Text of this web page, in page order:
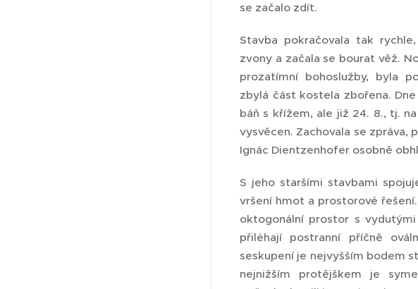
se začalo zdít.
Stavba pokračovala tak
zvony a začala se bourat věž.
prozatímní bohoslužby, byla
zbylá část kostela zbořena.
báň s křížem, ale již 24. 8., tj.
vysvěcen. Zachovala se zpráva,
Ignác Dientzenhofer osobně
S jeho staršími stavbami
vršení hmot a prostorové
oktogonální prostor s
přiléhají postranní příčně
seskupení je nejvyšším bodem
nejnižším protějškem je